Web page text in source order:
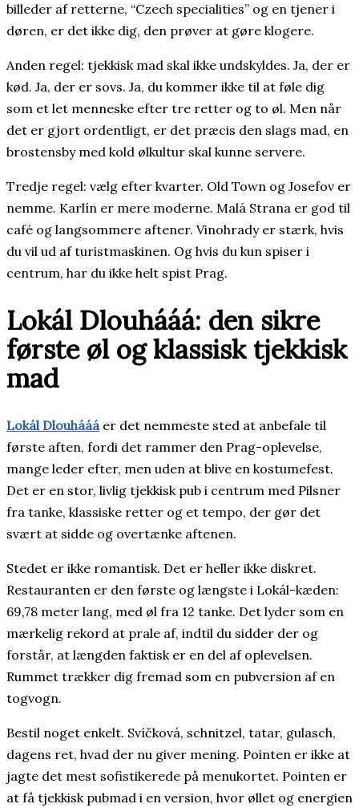
billeder af retterne, “Czech specialities” og en tjener i
døren, er det ikke dig, den prøver at gøre klogere.
Anden regel: tjekkisk mad skal ikke undskyldes. Ja, der er
kød. Ja, der er sovs. Ja, du kommer ikke til at føle dig
som et let menneske efter tre retter og to øl. Men når
det er gjort ordentligt, er det præcis den slags mad, en
brostensby med kold ølkultur skal kunne servere.
Tredje regel: vælg efter kvarter. Old Town og Josefov er
nemme. Karlín er mere moderne. Malá Strana er god til
café og langsommere aftener. Vinohrady er stærk, hvis
du vil ud af turistmaskinen. Og hvis du kun spiser i
centrum, har du ikke helt spist Prag.
Lokál Dlouhááá: den sikre
første øl og klassisk tjekkisk
mad
Lokál Dlouhááá er det nemmeste sted at anbefale til
første aften, fordi det rammer den Prag-oplevelse,
mange leder efter, men uden at blive en kostumefest.
Det er en stor, livlig tjekkisk pub i centrum med Pilsner
fra tanke, klassiske retter og et tempo, der gør det
svært at sidde og overtænke aftenen.
Stedet er ikke romantisk. Det er heller ikke diskret.
Restauranten er den første og længste i Lokál-kæden:
69,78 meter lang, med øl fra 12 tanke. Det lyder som en
mærkelig rekord at prale af, indtil du sidder der og
forstår, at længden faktisk er en del af oplevelsen.
Rummet trækker dig fremad som en pubversion af en
togvogn.
Bestil noget enkelt. Svíčková, schnitzel, tatar, gulasch,
dagens ret, hvad der nu giver mening. Pointen er ikke at
jagte det mest sofistikerede på menukortet. Pointen er
at få tjekkisk pubmad i en version, hvor øllet og energien